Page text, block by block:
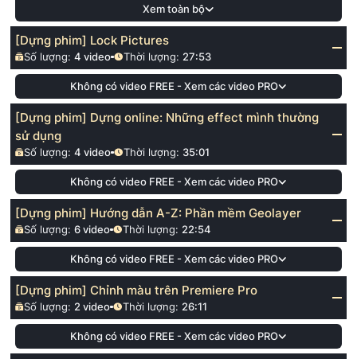
Xem toàn bộ
[Dựng phim] Lock Pictures
Số lượng:4 video Thời lượng: 27:53
Không có video FREE - Xem các video PRO
[Dựng phim] Dựng online: Những effect mình thường
sử dụng
Số lượng:4 video Thời lượng: 35:01
Không có video FREE - Xem các video PRO
[Dựng phim] Hướng dẫn A-Z: Phần mềm Geolayer
Số lượng:6 video Thời lượng: 22:54
Không có video FREE - Xem các video PRO
[Dựng phim] Chỉnh màu trên Premiere Pro
Số lượng: 2 video Thời lượng: 26:11
Không có video FREE - Xem các video PRO